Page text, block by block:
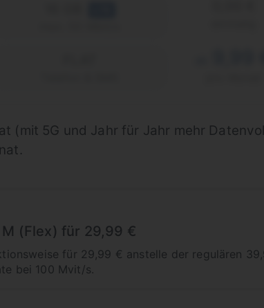
(mit 5G und Jahr für Jahr mehr
(Flex) für 29,99 €
für 29,99 € anstelle der regulären
bei 100 Mvit/s.